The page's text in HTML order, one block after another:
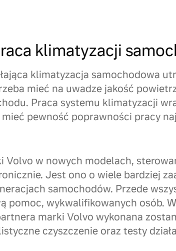
klimatyzacji
klimatyzacja samochodowa
mieć na uwadze jakość
Praca systemu klimatyzacji
pewność poprawności pracy
Volvo w nowych modelach,
Jest ono o wiele bardziej
samochodów. Przede
pomoc, wykwalifikowanych osób.
marki Volvo wykonana
czyszczenie oraz testy